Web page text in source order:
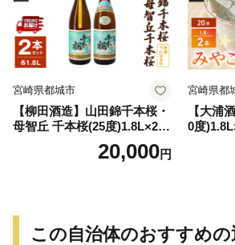
宮崎県都城市
【柳田酒造】山田錦千本桜・
母智丘 千本桜(25度)1.8L×2本
≪みやこんじょ特急便≫_AC
20,000円
宮崎県都
【大浦
0度
特急便
この自治体のおすすめの